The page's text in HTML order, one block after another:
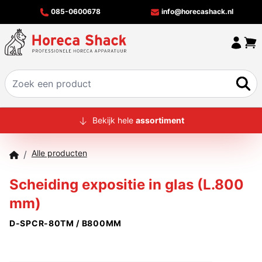
085-0600678 info@horecashack.nl
HOME
MERKEN
CONTACT
Bekijk hele assortiment
/ Alle producten
Scheiding expositie in glas (L.800
mm)
D-SPCR-80TM / B800MM